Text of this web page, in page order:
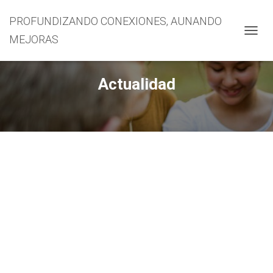
PROFUNDIZANDO CONEXIONES, AUNANDO
MEJORAS
Actualidad